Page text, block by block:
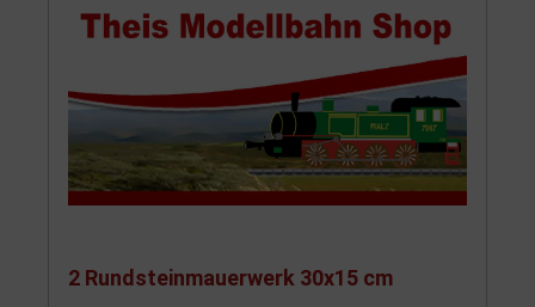
2 Rundsteinmauerwerk 30x15 cm